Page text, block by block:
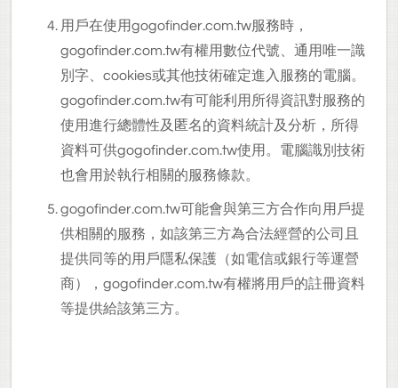
用戶在使用gogofinder.com.tw服務時，
gogofinder.com.tw有權用數位代號、通用唯一識
別字、cookies或其他技術確定進入服務的電腦。
gogofinder.com.tw有可能利用所得資訊對服務的
使用進行總體性及匿名的資料統計及分析，所得
資料可供gogofinder.com.tw使用。電腦識別技術
也會用於執行相關的服務條款。
gogofinder.com.tw可能會與第三方合作向用戶提
供相關的服務，如該第三方為合法經營的公司且
提供同等的用戶隱私保護（如電信或銀行等運營
商），gogofinder.com.tw有權將用戶的註冊資料
等提供給該第三方。